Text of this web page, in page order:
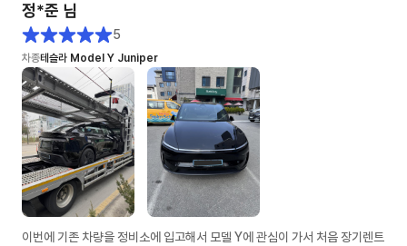
정*준 님
5
차종테슬라 Model Y Juniper
이번에 기존 차량을 정비소에 입고해서 모델 Y에 관심이 가서 처음 장기렌트